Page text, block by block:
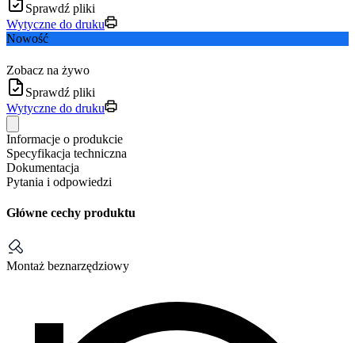
Sprawdź pliki
Wytyczne do druku
Nowość
Zobacz na żywo
Sprawdź pliki
Wytyczne do druku
Informacje o produkcie
Specyfikacja techniczna
Dokumentacja
Pytania i odpowiedzi
Główne cechy produktu
Montaż beznarzędziowy